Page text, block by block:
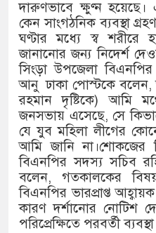
দারুণভাবে ক্ষুণ্ন হয়েছে।
কেন সাংগঠনিক ব্যবস্থা
ঘণ্টার মধ্যে স্ব শরীরে
জানানোর জন্য নিদের্শ
সিংড়া উপজেলা
আনু ঢাকা পোস্টকে বলেন,
রহমান দৃষ্টিকে) আমি
জনসভায় এসেছে, সে
যে যুব মহিলা লীগের
আমি জানি না।শোকজের
বিএনপির সদস্য সচিব
বলেন, গতকালকের
বিএনপির ভারপ্রাপ্ত
কারণ দর্শানোর নোটিশ
পরিপ্রেক্ষিতে পরবর্তী